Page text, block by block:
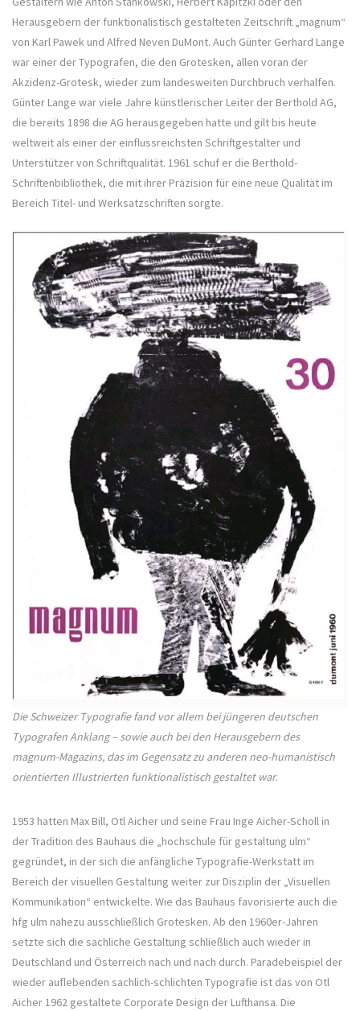
Herausgebern der funktionalistisch gestalteten Zeitschrift „magnum“
von Karl Pawek und Alfred Neven DuMont. Auch Günter Gerhard Lange
war einer der Typografen, die den Grotesken, allen voran der
Akzidenz-Grotesk, wieder zum landesweiten Durchbruch verhalfen.
Günter Lange war viele Jahre künstlerischer Leiter der Berthold AG,
die bereits 1898 die AG herausgegeben hatte und gilt bis heute
weltweit als einer der einflussreichsten Schriftgestalter und
Unterstützer von Schriftqualität. 1961 schuf er die Berthold-
Schriftenbibliothek, die mit ihrer Präzision für eine neue Qualität im
Bereich Titel- und Werksatzschriften sorgte.
Die Schweizer Typografie fand vor allem bei jüngeren deutschen
Typografen Anklang – sowie auch bei den Herausgebern des
magnum-Magazins, das im Gegensatz zu anderen neo-humanistisch
orientierten Illustrierten funktionalistisch gestaltet war.
1953 hatten Max Bill, Otl Aicher und seine Frau Inge Aicher-Scholl in
der Tradition des Bauhaus die „hochschule für gestaltung ulm“
gegründet, in der sich die anfängliche Typografie-Werkstatt im
Bereich der visuellen Gestaltung weiter zur Disziplin der „Visuellen
Kommunikation“ entwickelte. Wie das Bauhaus favorisierte auch die
hfg ulm nahezu ausschließlich Grotesken. Ab den 1960er-Jahren
setzte sich die sachliche Gestaltung schließlich auch wieder in
Deutschland und Österreich nach und nach durch. Paradebeispiel der
wieder auflebenden sachlich-schlichten Typografie ist das von Otl
Aicher 1962 gestaltete Corporate Design der Lufthansa. Die